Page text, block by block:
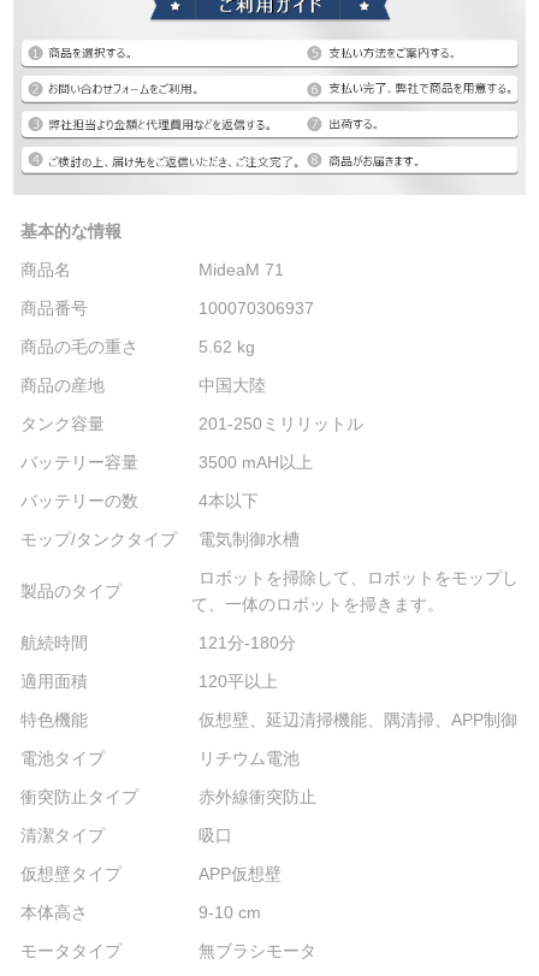
基本的な情報
商品名
MideaM 71
商品番号
100070306937
商品の毛の重さ
5.62 kg
商品の産地
中国大陸
タンク容量
201-250ミリリットル
バッテリー容量
3500 mAH以上
バッテリーの数
4本以下
モップ/タンクタイプ
電気制御水槽
製品のタイプ
ロボットを掃除して、ロボットをモップし
て、一体のロボットを掃きます。
航続時間
121分-180分
適用面積
120平以上
特色機能
仮想壁、延辺清掃機能、隅清掃、APP制御
電池タイプ
リチウム電池
衝突防止タイプ
赤外線衝突防止
清潔タイプ
吸口
仮想壁タイプ
APP仮想壁
本体高さ
9-10 cm
モータタイプ
無ブラシモータ